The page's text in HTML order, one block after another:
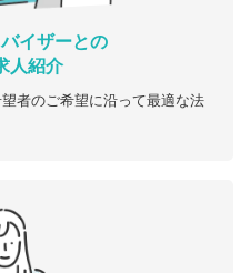
イザーとの
人紹介
者のご希望に沿って最適な法